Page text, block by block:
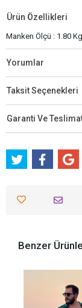
Ürün Özellikleri
Manken Ölçü : 1.80
Yorumlar
Taksit Seçenekleri
Garanti Ve
Benzer